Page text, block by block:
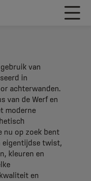
van
in
achterwanden.
van de Werf en
moderne
nu op zoek bent
eigentijdse twist,
kleuren en
en